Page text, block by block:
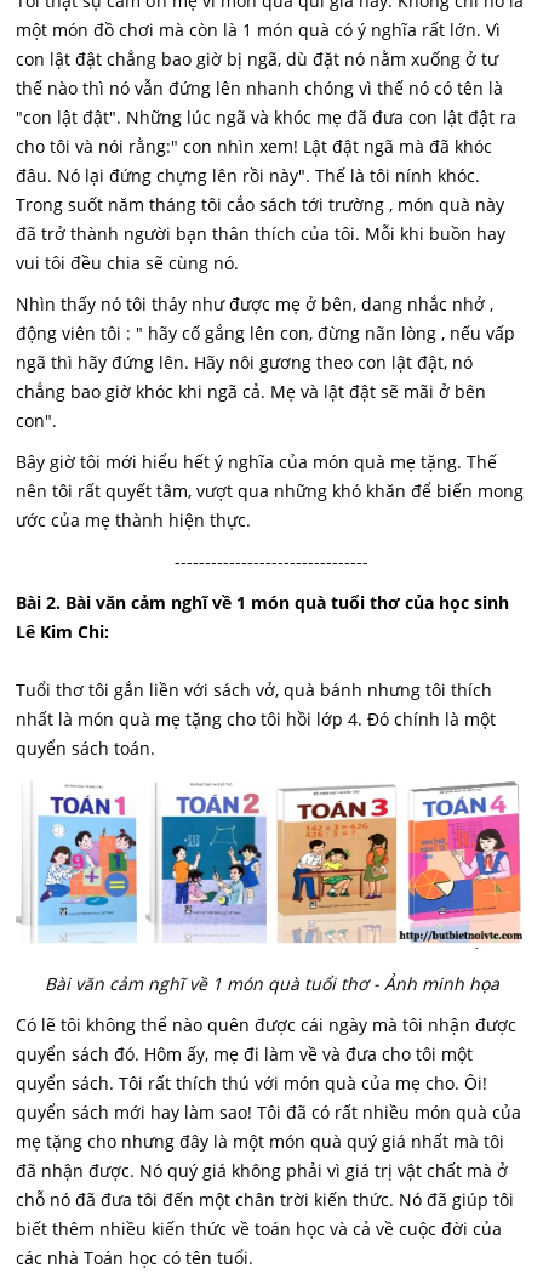
một món đồ chơi mà còn là 1 món quà có ý nghĩa rất lớn. Vì
con lật đật chẳng bao giờ bị ngã, dù đặt nó nằm xuống ở tư
thế nào thì nó vẫn đứng lên nhanh chóng vì thế nó có tên là
"con lật đật". Những lúc ngã và khóc mẹ đã đưa con lật đật ra
cho tôi và nói rằng:" con nhìn xem! Lật đật ngã mà đã khóc
đâu. Nó lại đứng chựng lên rồi này". Thế là tôi nính khóc.
Trong suốt năm tháng tôi cắo sách tới trường , món quà này
đã trở thành người bạn thân thích của tôi. Mỗi khi buồn hay
vui tôi đều chia sẽ cùng nó.
Nhìn thấy nó tôi tháy như được mẹ ở bên, dang nhắc nhở ,
động viên tôi : " hãy cố gắng lên con, đừng nãn lòng , nếu vấp
ngã thì hãy đứng lên. Hãy nôi gương theo con lật đật, nó
chẳng bao giờ khóc khi ngã cả. Mẹ và lật đật sẽ mãi ở bên
con".
Bây giờ tôi mới hiểu hết ý nghĩa của món quà mẹ tặng. Thế
nên tôi rất quyết tâm, vượt qua những khó khăn để biến mong
ước của mẹ thành hiện thực.
--------------------------------
Bài 2. Bài văn cảm nghĩ về 1 món quà tuổi thơ của học sinh
Lê Kim Chi:
Tuổi thơ tôi gắn liền với sách vở, quà bánh nhưng tôi thích
nhất là món quà mẹ tặng cho tôi hồi lớp 4. Đó chính là một
quyển sách toán.
Bài văn cảm nghĩ về 1 món quà tuổi thơ - Ảnh minh họa
Có lẽ tôi không thể nào quên được cái ngày mà tôi nhận được
quyển sách đó. Hôm ấy, mẹ đi làm về và đưa cho tôi một
quyển sách. Tôi rất thích thú với món quà của mẹ cho. Ôi!
quyển sách mới hay làm sao! Tôi đã có rất nhiều món quà của
mẹ tặng cho nhưng đây là một món quà quý giá nhất mà tôi
đã nhận được. Nó quý giá không phải vì giá trị vật chất mà ở
chỗ nó đã đưa tôi đến một chân trời kiến thức. Nó đã giúp tôi
biết thêm nhiều kiến thức về toán học và cả về cuộc đời của
các nhà Toán học có tên tuổi.